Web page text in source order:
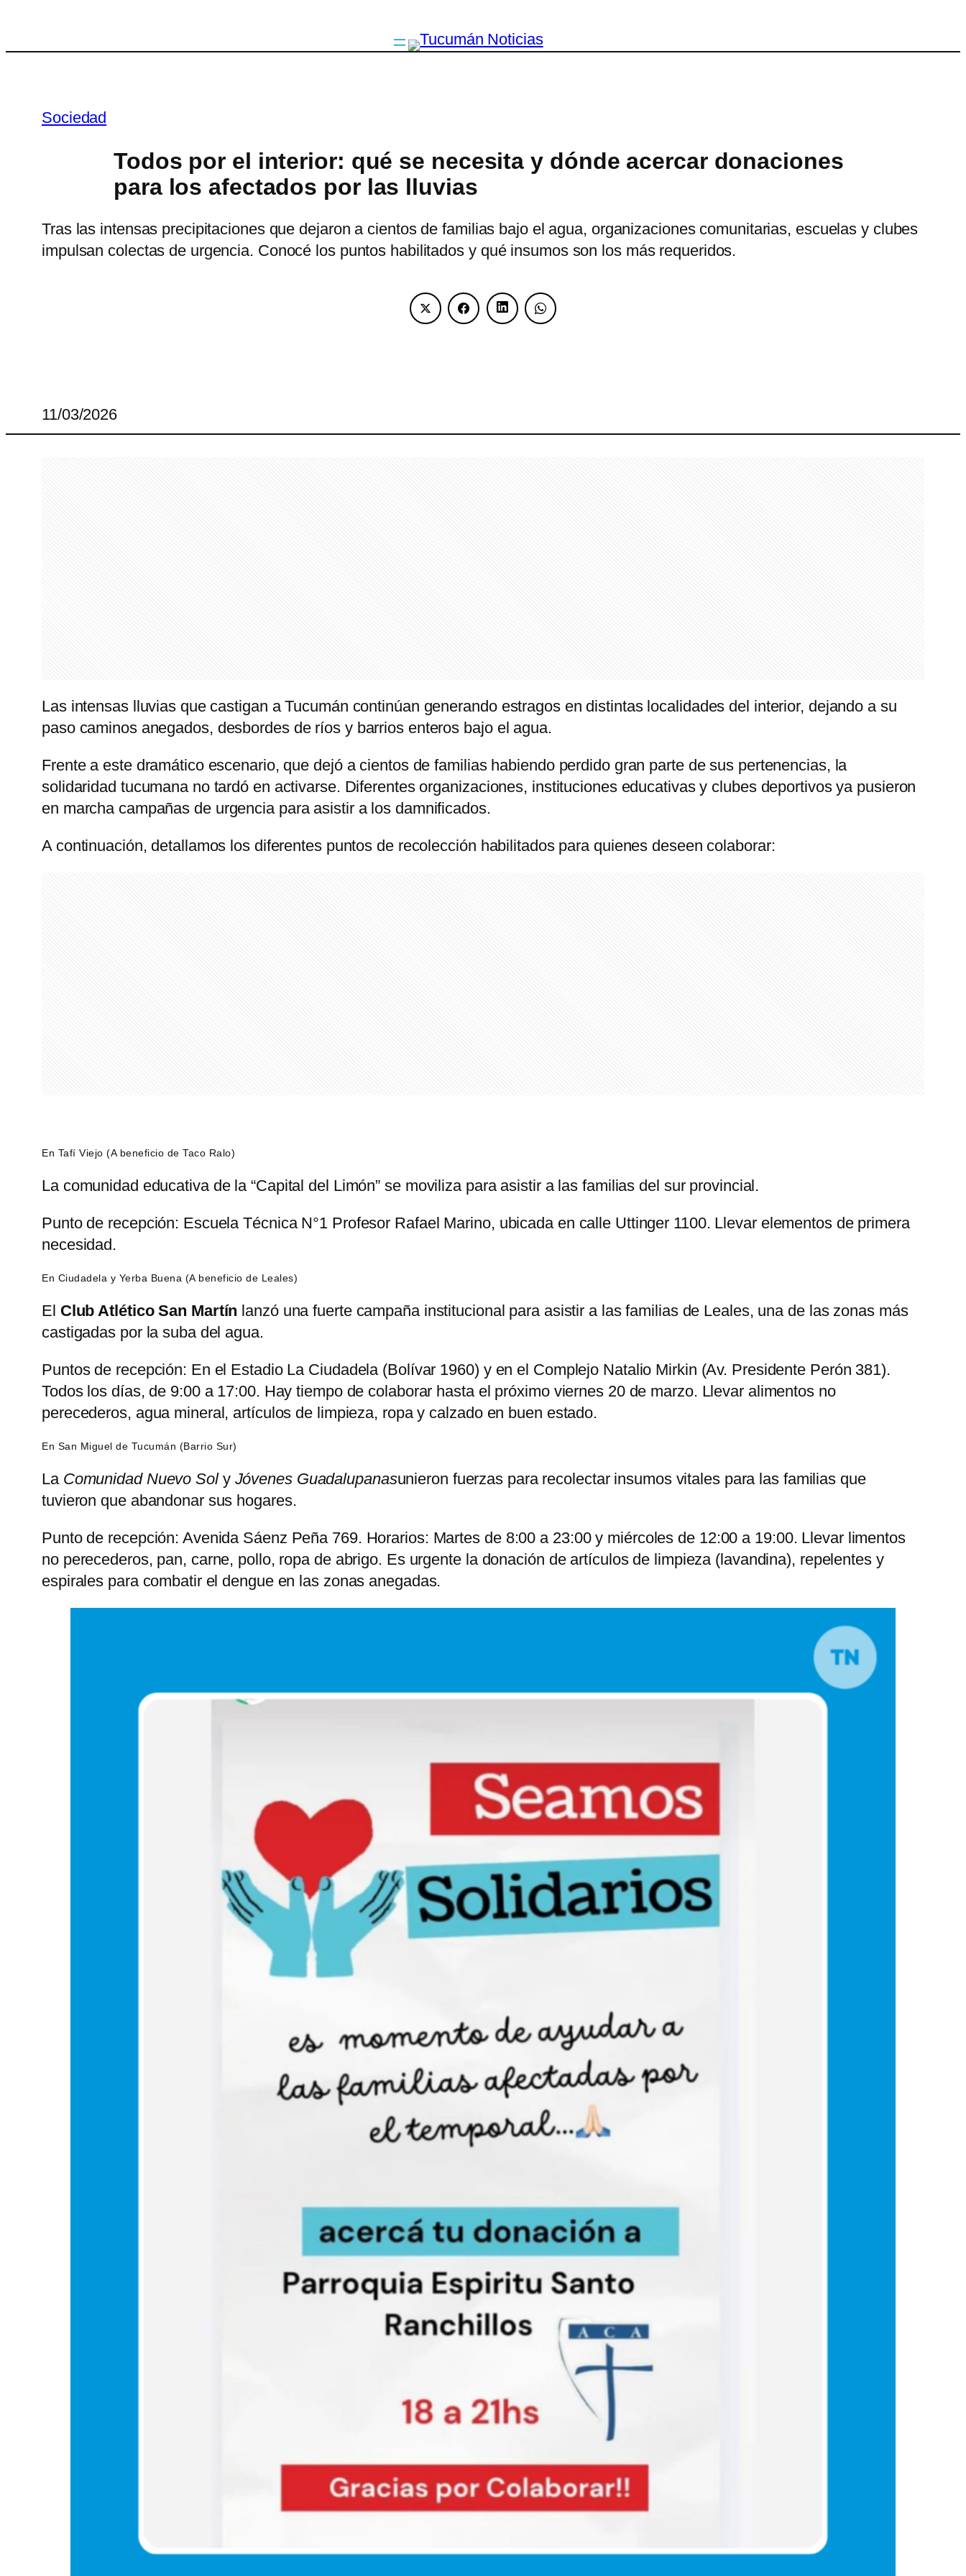
al
Sociedad
Todos por el interior: qué se necesita y dónde acercar donaciones
para los afectados por las lluvias
Tras las intensas precipitaciones que dejaron a cientos de familias bajo el agua, organizaciones comunitarias, escuelas y clubes
impulsan colectas de urgencia. Conocé los puntos habilitados y qué insumos son los más requeridos.
11/03/2026
Las intensas lluvias que castigan a Tucumán continúan generando estragos en distintas localidades del interior, dejando a su
paso caminos anegados, desbordes de ríos y barrios enteros bajo el agua.
Frente a este dramático escenario, que dejó a cientos de familias habiendo perdido gran parte de sus pertenencias, la
solidaridad tucumana no tardó en activarse. Diferentes organizaciones, instituciones educativas y clubes deportivos ya pusieron
en marcha campañas de urgencia para asistir a los damnificados.
A continuación, detallamos los diferentes puntos de recolección habilitados para quienes deseen colaborar:
En Tafí Viejo (A beneficio de Taco Ralo)
La comunidad educativa de la “Capital del Limón” se moviliza para asistir a las familias del sur provincial.
Punto de recepción: Escuela Técnica N°1 Profesor Rafael Marino, ubicada en calle Uttinger 1100. Llevar elementos de primera
necesidad.
En Ciudadela y Yerba Buena (A beneficio de Leales)
El Club Atlético San Martín lanzó una fuerte campaña institucional para asistir a las familias de Leales, una de las zonas más
castigadas por la suba del agua.
Puntos de recepción: En el Estadio La Ciudadela (Bolívar 1960) y en el Complejo Natalio Mirkin (Av. Presidente Perón 381).
Todos los días, de 9:00 a 17:00. Hay tiempo de colaborar hasta el próximo viernes 20 de marzo. Llevar alimentos no
perecederos, agua mineral, artículos de limpieza, ropa y calzado en buen estado.
En San Miguel de Tucumán (Barrio Sur)
La Comunidad Nuevo Soly Jóvenes Guadalupanasunieron fuerzas para recolectar insumos vitales para las familias que
tuvieron que abandonar sus hogares.
Punto de recepción: Avenida Sáenz Peña 769. Horarios: Martes de 8:00 a 23:00 y miércoles de 12:00 a 19:00. Llevar limentos
no perecederos, pan, carne, pollo, ropa de abrigo. Es urgente la donación de artículos de limpieza (lavandina), repelentes y
espirales para combatir el dengue en las zonas anegadas.